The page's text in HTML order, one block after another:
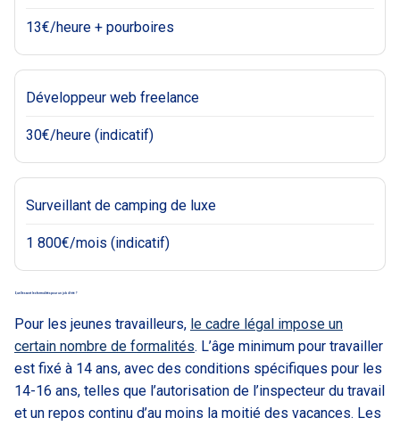
13€/heure + pourboires
Développeur web freelance
30€/heure (indicatif)
Surveillant de camping de luxe
1 800€/mois (indicatif)
Quelles sont les formalités pour un job d’été ?
Pour les jeunes travailleurs, le cadre légal impose un
certain nombre de formalités. L’âge minimum pour travailler
est fixé à 14 ans, avec des conditions spécifiques pour les
14-16 ans, telles que l’autorisation de l’inspecteur du travail
et un repos continu d’au moins la moitié des vacances. Les